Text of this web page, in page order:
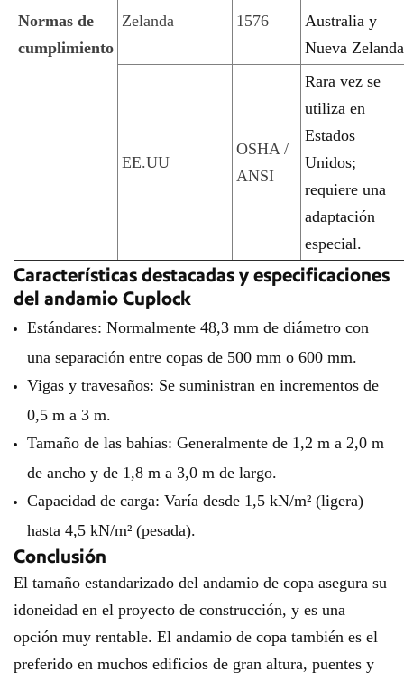
Normas de
cumplimiento
Zelanda
1576
Australia y
Nueva Zelanda
EE.UU
OSHA /
ANSI
Rara vez se
utiliza en
Estados
Unidos;
requiere una
adaptación
especial.
Características destacadas y especificaciones
del andamio Cuplock
Estándares: Normalmente 48,3 mm de diámetro con
una separación entre copas de 500 mm o 600 mm.
Vigas y travesaños: Se suministran en incrementos de
0,5 m a 3 m.
Tamaño de las bahías: Generalmente de 1,2 m a 2,0 m
de ancho y de 1,8 m a 3,0 m de largo.
Capacidad de carga: Varía desde 1,5 kN/m² (ligera)
hasta 4,5 kN/m² (pesada).
Conclusión
El tamaño estandarizado del andamio de copa asegura su
idoneidad en el proyecto de construcción, y es una
opción muy rentable. El andamio de copa también es el
preferido en muchos edificios de gran altura, puentes y